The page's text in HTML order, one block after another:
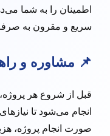
اطمینان را به شما
سریع و مقرون به
📌 مشاوره و
قبل از شروع هر پروژه،
انجام می‌شود تا
صورت انجام پروژه،